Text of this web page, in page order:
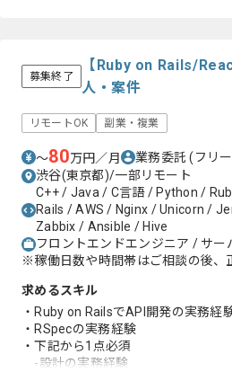
-レビューの実務経験
募集終了
【Ruby on Rails/
人・案件
リモートOK 副業・複業
〜80万円／月 業務委託(フリ
渋谷(東京都)/一部リモート
C++ / Java / C言語 / Python /
Rails / AWS / Nginx / Unicorn /
Zabbix / Ansible / Hive
フロントエンドエンジニア / サー
※稼働日数や時間帯はご相談の後、
求めるスキル
・Ruby on RailsでAPI開発の実務経
・RSpecの実務経験
・下記から1点必須
-設計の実務経験